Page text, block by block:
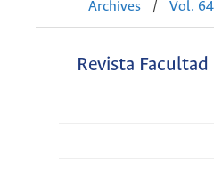
Archives
/ Vol.
Revista